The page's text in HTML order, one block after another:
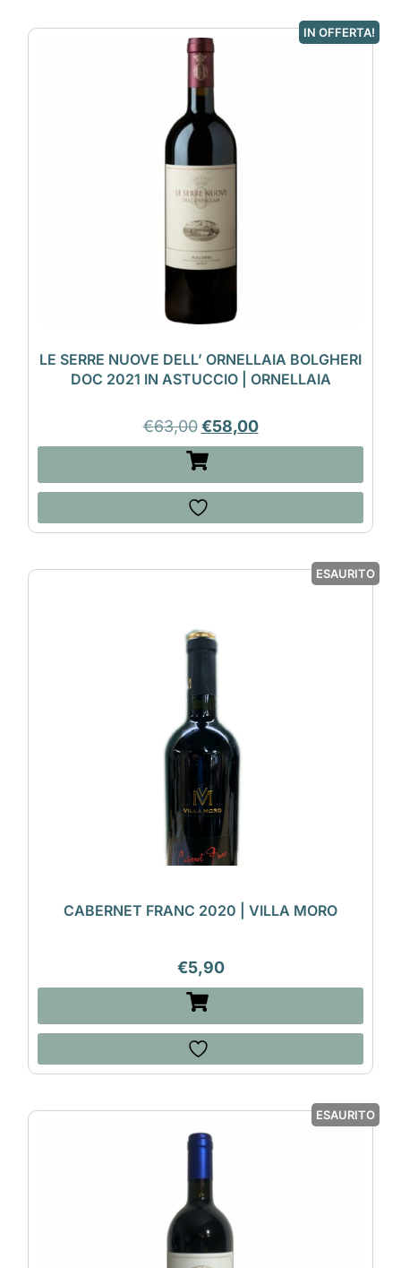
IN OFFERTA!
LE SERRE NUOVE DELL’ ORNELLAIA BOLGHERI
DOC 2021 IN ASTUCCIO | ORNELLAIA
€63,00 €58,00
ESAURITO
CABERNET FRANC 2020 | VILLA MORO
€5,90
ESAURITO